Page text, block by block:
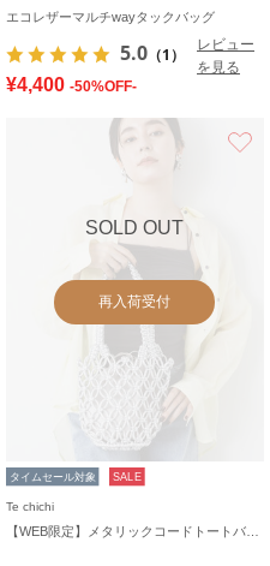
エコレザーマルチwayタックバッグ
5.0 （1）
レビュー
を見る
¥4,400 -50%OFF-
SOLD OUT
再入荷受付
タイムセール対象 SALE
Te chichi